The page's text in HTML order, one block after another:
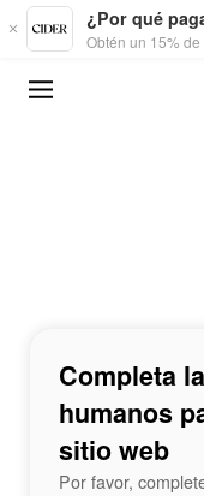
Skip to main content
¿Por qué
Obtén un 15%
Completa
humanos
sitio web
Por favor,